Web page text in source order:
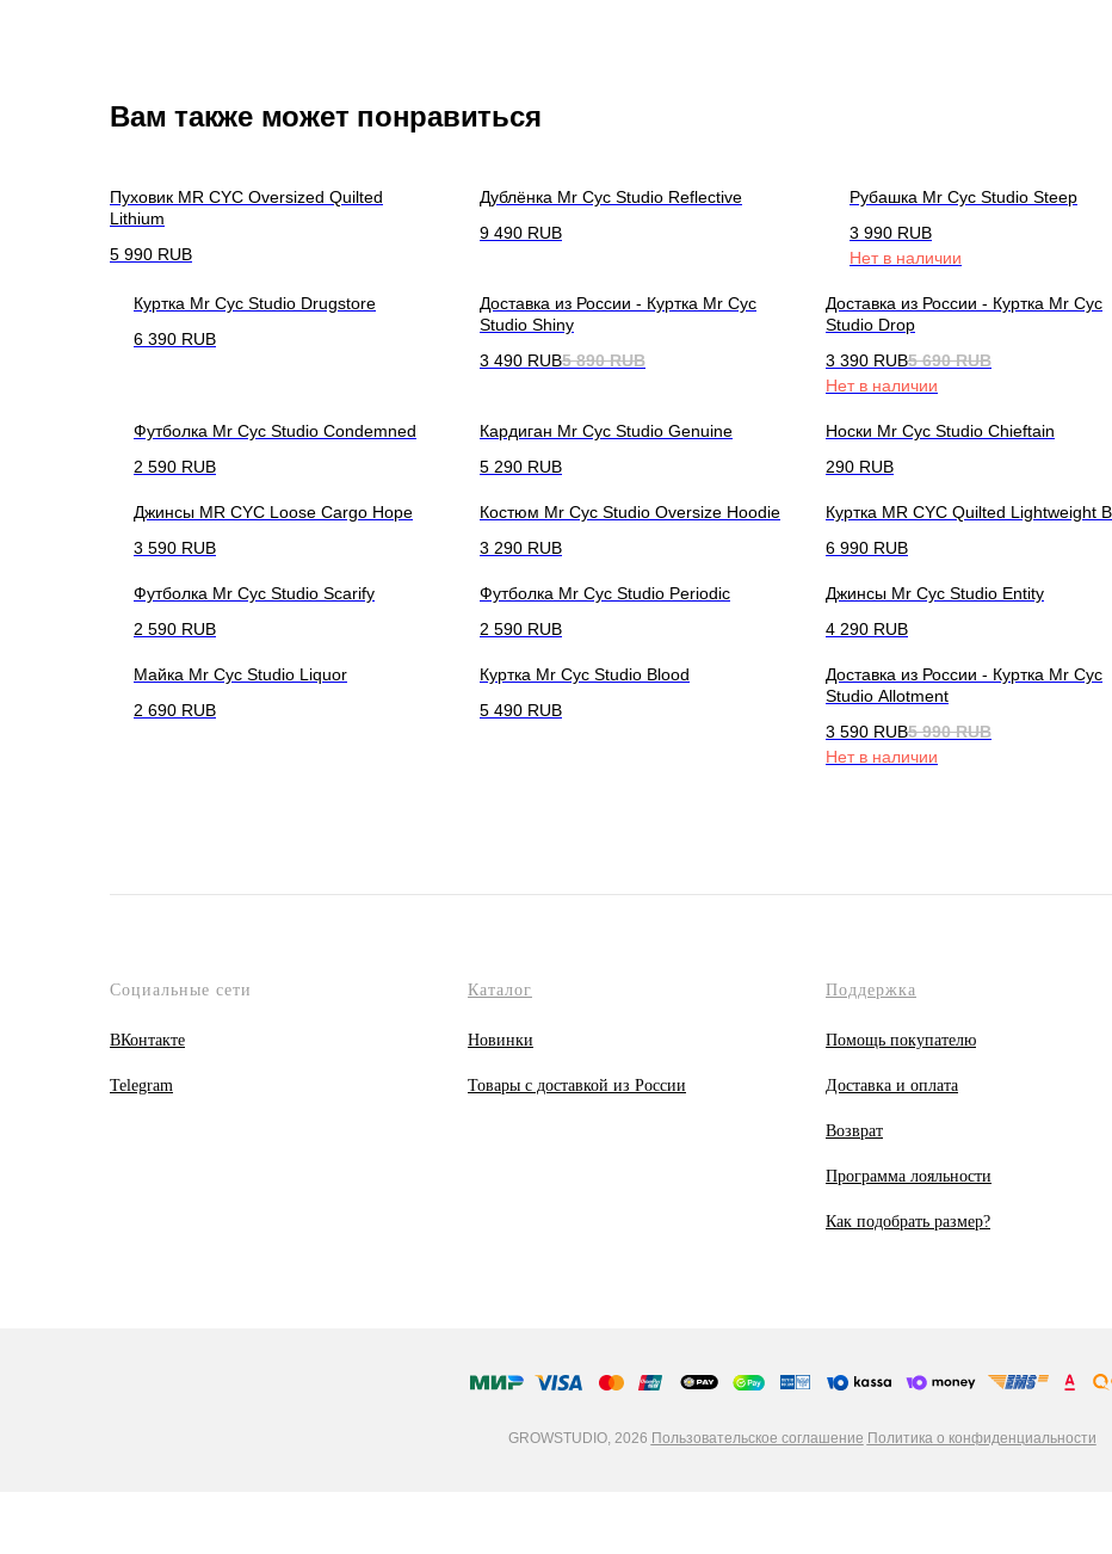
Вам также может понравиться
Пуховик MR CYC Oversized Quilted
Lithium
5 990 RUB
Дублёнка Mr Cyc Studio Reflective
9 490 RUB
Рубашка Mr Cyc Studio Steep
3 990 RUB
Нет в наличии
Куртка Mr Cyc Studio Drugstore
6 390 RUB
Доставка из России - Куртка Mr Cyc
Studio Shiny
3 490 RUB5 890 RUB
Доставка из России - Куртка Mr Cyc
Studio Drop
3 390 RUB5 690 RUB
Нет в наличии
Футболка Mr Cyc Studio Condemned
2 590 RUB
Кардиган Mr Cyc Studio Genuine
5 290 RUB
Носки Mr Cyc Studio Chieftain
290 RUB
Джинсы MR CYC Loose Cargo Hope
3 590 RUB
Костюм Mr Cyc Studio Oversize Hoodie
3 290 RUB
Куртка MR CYC Quilted Lightweight
6 990 RUB
Футболка Mr Cyc Studio Scarify
2 590 RUB
Футболка Mr Cyc Studio Periodic
2 590 RUB
Джинсы Mr Cyc Studio Entity
4 290 RUB
Майка Mr Cyc Studio Liquor
2 690 RUB
Куртка Mr Cyc Studio Blood
5 490 RUB
Доставка из России - Куртка Mr Cyc
Studio Allotment
3 590 RUB5 990 RUB
Нет в наличии
Социальные сети
ВКонтакте
Telegram
Каталог
Новинки
Товары с доставкой из России
Поддержка
Помощь покупателю
Доставка и оплата
Возврат
Программа лояльности
Как подобрать размер?
GROWSTUDIO, 2026 Пользовательское соглашение Политика о конфиденциальности